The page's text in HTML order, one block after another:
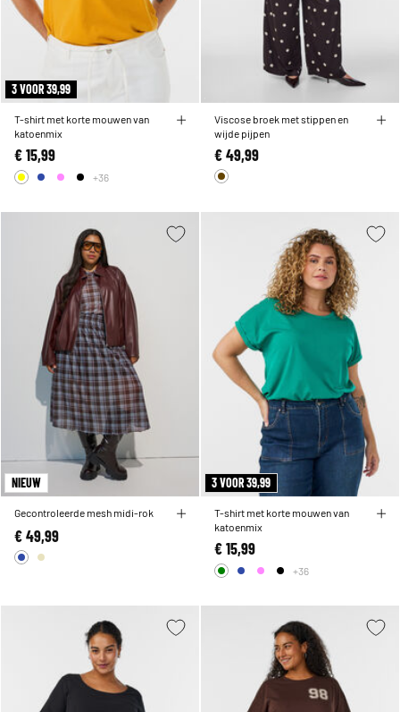
3 VOOR 39,99
T-shirt met korte mouwen van
katoenmix
€ 15,99
+36
Viscose broek met stippen en
wijde pijpen
€ 49,99
NIEUW
Gecontroleerde mesh midi-rok
€ 49,99
3 VOOR 39,99
T-shirt met korte mouwen van
katoenmix
€ 15,99
+36